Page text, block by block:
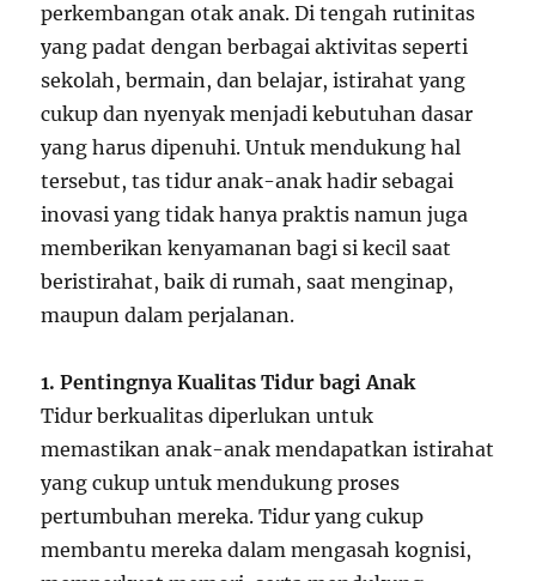
perkembangan otak anak. Di tengah rutinitas
yang padat dengan berbagai aktivitas seperti
sekolah, bermain, dan belajar, istirahat yang
cukup dan nyenyak menjadi kebutuhan dasar
yang harus dipenuhi. Untuk mendukung hal
tersebut, tas tidur anak-anak hadir sebagai
inovasi yang tidak hanya praktis namun juga
memberikan kenyamanan bagi si kecil saat
beristirahat, baik di rumah, saat menginap,
maupun dalam perjalanan.
1. Pentingnya Kualitas Tidur bagi Anak
Tidur berkualitas diperlukan untuk
memastikan anak-anak mendapatkan istirahat
yang cukup untuk mendukung proses
pertumbuhan mereka. Tidur yang cukup
membantu mereka dalam mengasah kognisi,